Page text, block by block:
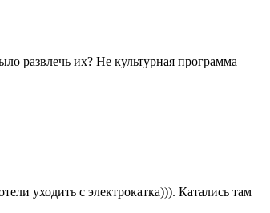
развлечь их? Не культурная программа
уходить с электрокатка))). Катались там